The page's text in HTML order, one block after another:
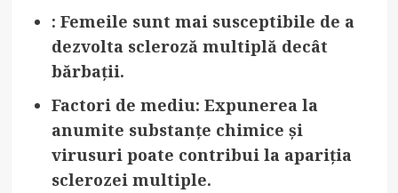
: Femeile sunt mai susceptibile de a
dezvolta scleroză multiplă decât
bărbații.
Factori de mediu: Expunerea la
anumite substanțe chimice și
virusuri poate contribui la apariția
sclerozei multiple.